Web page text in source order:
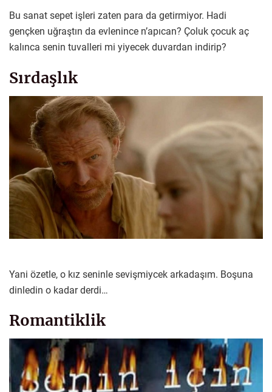
Bu sanat sepet işleri zaten para da getirmiyor. Hadi
gençken uğraştın da evlenince n’apıcan? Çoluk çocuk aç
kalınca senin tuvalleri mi yiyecek duvardan indirip?
Sırdaşlık
Yani özetle, o kız seninle sevişmiycek arkadaşım. Boşuna
dinledin o kadar derdi…
Romantiklik